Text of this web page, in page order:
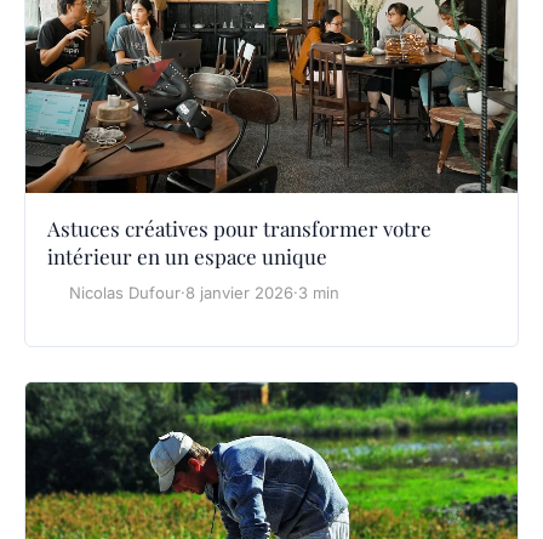
Astuces créatives pour transformer votre
intérieur en un espace unique
Nicolas Dufour·8 janvier 2026·3 min